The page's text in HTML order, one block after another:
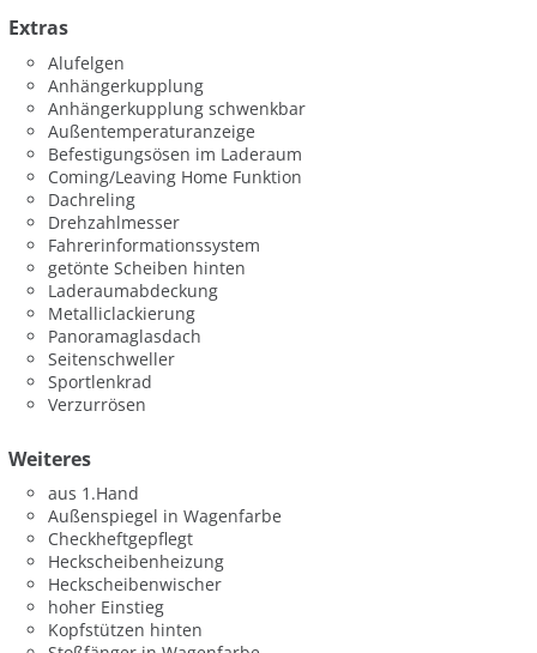
Extras
Alufelgen
Anhängerkupplung
Anhängerkupplung schwenkbar
Außentemperaturanzeige
Befestigungsösen im Laderaum
Coming/Leaving Home Funktion
Dachreling
Drehzahlmesser
Fahrerinformationssystem
getönte Scheiben hinten
Laderaumabdeckung
Metalliclackierung
Panoramaglasdach
Seitenschweller
Sportlenkrad
Verzurrösen
Weiteres
aus 1.Hand
Außenspiegel in Wagenfarbe
Checkheftgepflegt
Heckscheibenheizung
Heckscheibenwischer
hoher Einstieg
Kopfstützen hinten